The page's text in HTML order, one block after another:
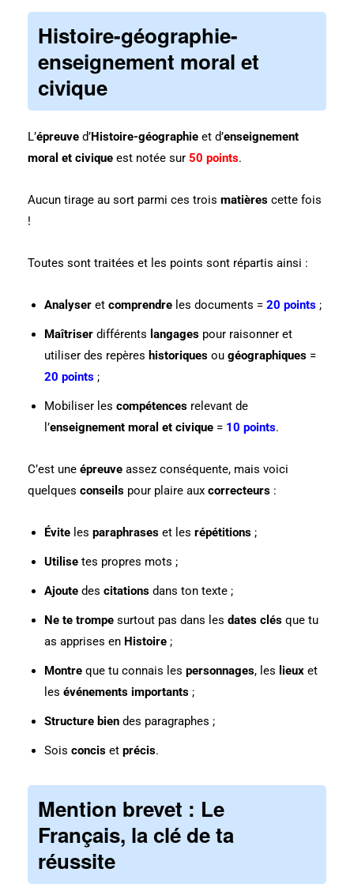
Histoire-géographie-
enseignement moral et
civique
L’épreuve d’Histoire-géographie et d’enseignement
moral et civique est notée sur 50 points.
Aucun tirage au sort parmi ces trois matières cette fois
!
Toutes sont traitées et les points sont répartis ainsi :
Analyser et comprendre les documents = 20 points ;
Maîtriser différents langages pour raisonner et
utiliser des repères historiques ou géographiques =
20 points ;
Mobiliser les compétences relevant de
l’enseignement moral et civique = 10 points.
C’est une épreuve assez conséquente, mais voici
quelques conseils pour plaire aux correcteurs :
Évite les paraphrases et les répétitions ;
Utilise tes propres mots ;
Ajoute des citations dans ton texte ;
Ne te trompe surtout pas dans les dates clés que tu
as apprises en Histoire ;
Montre que tu connais les personnages, les lieux et
les événements importants ;
Structure bien des paragraphes ;
Sois concis et précis.
Mention brevet : Le
Français, la clé de ta
réussite